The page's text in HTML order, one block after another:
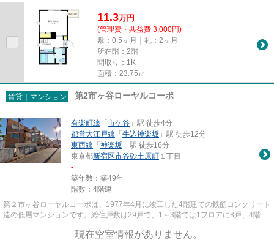
11.3万円
(管理費・共益費 3,000円)
敷：0.5ヶ月｜礼：2ヶ月
所在階：2階
間取り：1K
面積：23.75㎡
賃貸｜マンション 第2市ヶ谷ローヤルコーポ
有楽町線 「 市ケ谷 」駅 徒歩4分
都営大江戸線 「 牛込神楽坂 」駅 徒歩12分
東西線 「 神楽坂 」駅 徒歩16分
東京都新宿区市谷砂土原町 １丁目
-
築年数：築49年
階数：4階建
第２市ヶ谷ローヤルコーポは、1977年4月に竣工した4階建ての鉄筋コンクリート
造の低層マンションです。総住戸数は29戸で、1～3階では1フロアに8戸、4階部
現在空室情報がありません。